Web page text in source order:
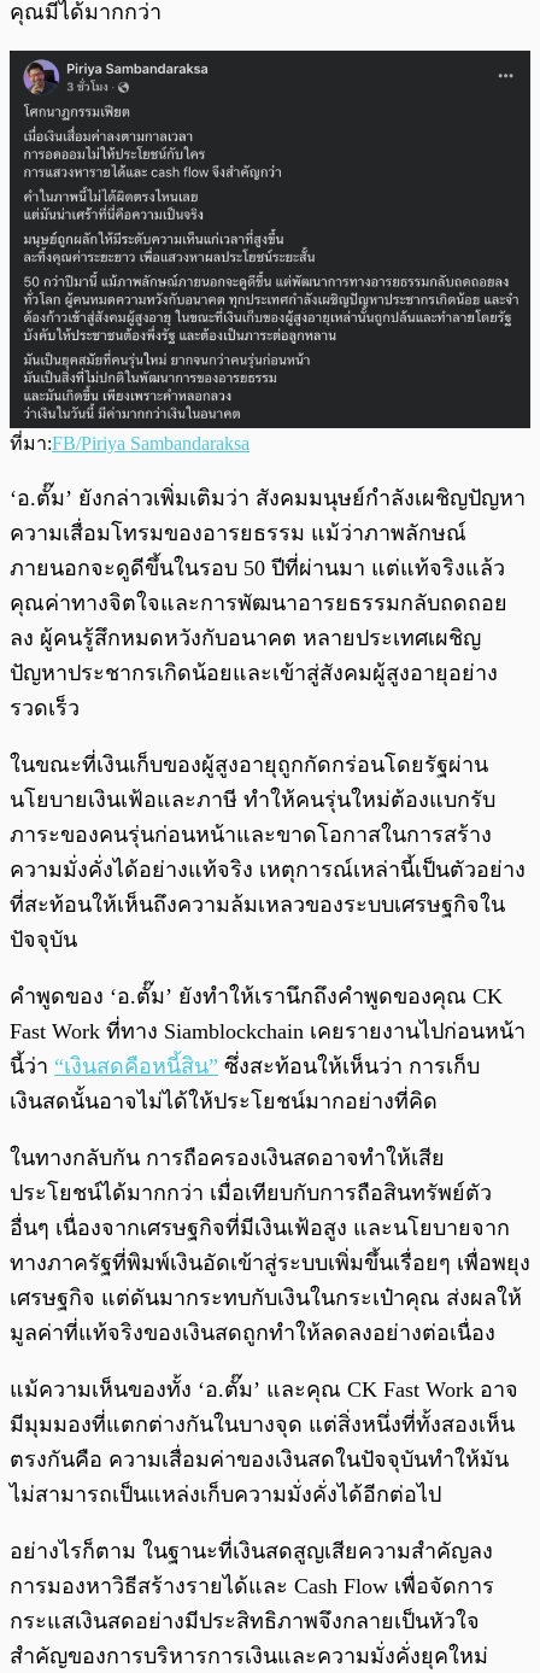
คุณมีได้มากกว่า
ที่มา:FB/Piriya Sambandaraksa
‘อ.ตั๊ม’ ยังกล่าวเพิ่มเติมว่า สังคมมนุษย์กำลังเผชิญปัญหา
ความเสื่อมโทรมของอารยธรรม แม้ว่าภาพลักษณ์
ภายนอกจะดูดีขึ้นในรอบ 50 ปีที่ผ่านมา แต่แท้จริงแล้ว
คุณค่าทางจิตใจและการพัฒนาอารยธรรมกลับถดถอย
ลง ผู้คนรู้สึกหมดหวังกับอนาคต หลายประเทศเผชิญ
ปัญหาประชากรเกิดน้อยและเข้าสู่สังคมผู้สูงอายุอย่าง
รวดเร็ว
ในขณะที่เงินเก็บของผู้สูงอายุถูกกัดกร่อนโดยรัฐผ่าน
นโยบายเงินเฟ้อและภาษี ทำให้คนรุ่นใหม่ต้องแบกรับ
ภาระของคนรุ่นก่อนหน้าและขาดโอกาสในการสร้าง
ความมั่งคั่งได้อย่างแท้จริง เหตุการณ์เหล่านี้เป็นตัวอย่าง
ที่สะท้อนให้เห็นถึงความล้มเหลวของระบบเศรษฐกิจใน
ปัจจุบัน
คำพูดของ ‘อ.ตั๊ม’ ยังทำให้เรานึกถึงคำพูดของคุณ CK
Fast Work ที่ทาง Siamblockchain เคยรายงานไปก่อนหน้า
นี้ว่า “เงินสดคือหนี้สิน” ซึ่งสะท้อนให้เห็นว่า การเก็บ
เงินสดนั้นอาจไม่ได้ให้ประโยชน์มากอย่างที่คิด
ในทางกลับกัน การถือครองเงินสดอาจทำให้เสีย
ประโยชน์ได้มากกว่า เมื่อเทียบกับการถือสินทรัพย์ตัว
อื่นๆ เนื่องจากเศรษฐกิจที่มีเงินเฟ้อสูง และนโยบายจาก
ทางภาครัฐที่พิมพ์เงินอัดเข้าสู่ระบบเพิ่มขึ้นเรื่อยๆ เพื่อพยุง
เศรษฐกิจ แต่ดันมากระทบกับเงินในกระเป๋าคุณ ส่งผลให้
มูลค่าที่แท้จริงของเงินสดถูกทำให้ลดลงอย่างต่อเนื่อง
แม้ความเห็นของทั้ง ‘อ.ตั๊ม’ และคุณ CK Fast Work อาจ
มีมุมมองที่แตกต่างกันในบางจุด แต่สิ่งหนึ่งที่ทั้งสองเห็น
ตรงกันคือ ความเสื่อมค่าของเงินสดในปัจจุบันทำให้มัน
ไม่สามารถเป็นแหล่งเก็บความมั่งคั่งได้อีกต่อไป
อย่างไรก็ตาม ในฐานะที่เงินสดสูญเสียความสำคัญลง
การมองหาวิธีสร้างรายได้และ Cash Flow เพื่อจัดการ
กระแสเงินสดอย่างมีประสิทธิภาพจึงกลายเป็นหัวใจ
สำคัญของการบริหารการเงินและความมั่งคั่งยุคใหม่